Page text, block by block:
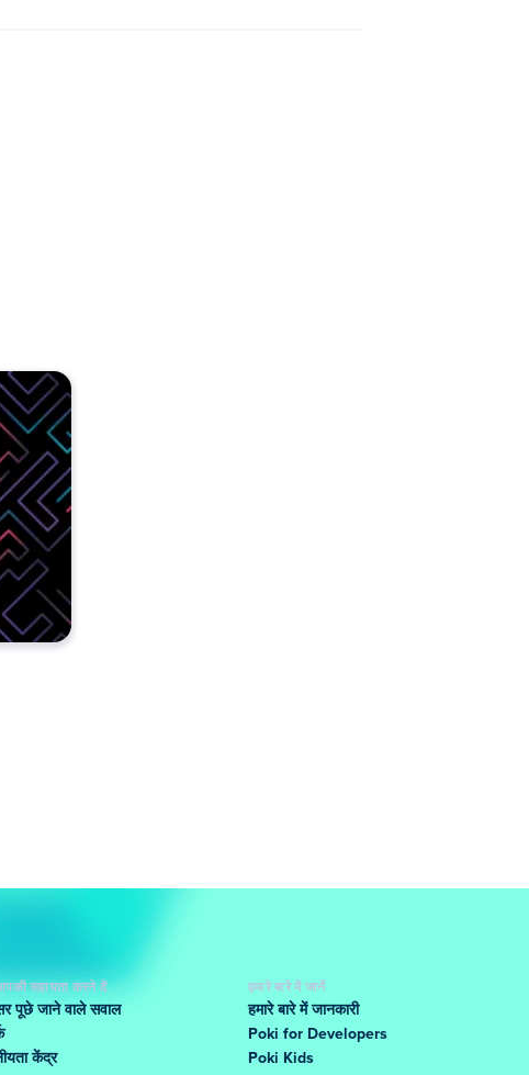
सहायता करने दें
पूछे जाने वाले सवाल
केंद्र
हमारे बारे में जानें
हमारे बारे में जानकारी
Poki for Developers
Poki Kids